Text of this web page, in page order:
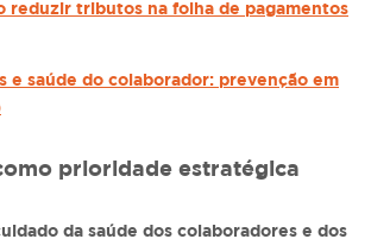
reduzir tributos na folha de pagamentos
e saúde do colaborador: prevenção em
prioridade estratégica
da saúde dos colaboradores e dos